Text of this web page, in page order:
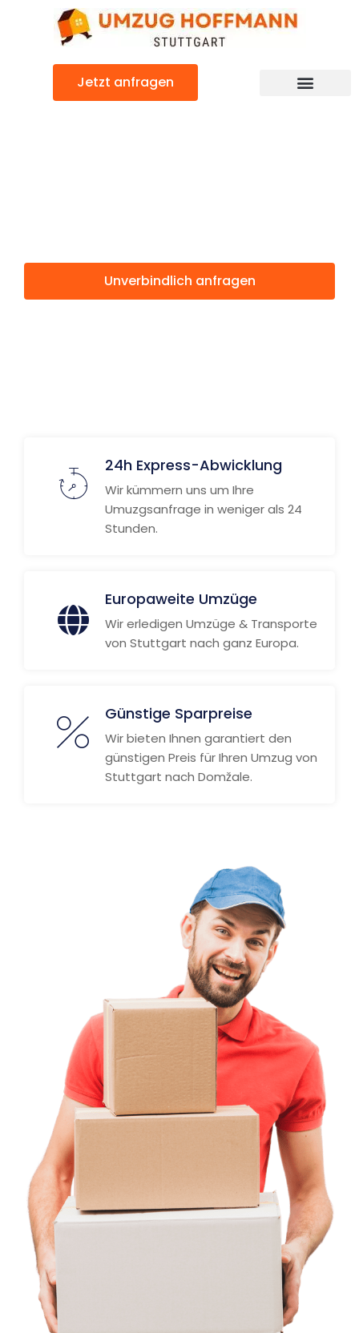
Jetzt anfragen
Unverbindlich anfragen
24h Express-Abwicklung
Wir kümmern uns um Ihre
Umuzgsanfrage in weniger als 24
Stunden.
Europaweite Umzüge
Wir erledigen Umzüge & Transporte
von Stuttgart nach ganz Europa.
Günstige Sparpreise
Wir bieten Ihnen garantiert den
günstigen Preis für Ihren Umzug von
Stuttgart nach Domžale.